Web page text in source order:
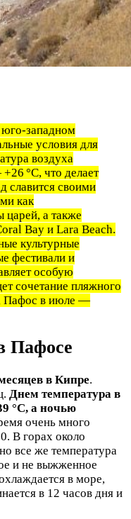
западном
условия для
воздуха
°C, что делает
славится своими
как
царей, а также
Bay и Lara Beach.
культурные
фестивали и
особую
сочетание пляжного
Пафос в июле —
Пафосе
в Кипре.
Днем температура в
°C, а ночью
очень много
В горах около
все же температура
и не выжженное
в море,
в 12 часов дня и